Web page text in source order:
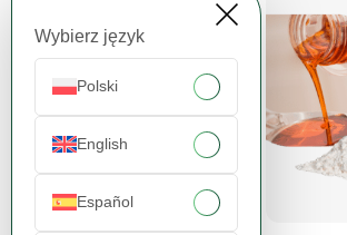
Wybierz język
Polski
English
Español